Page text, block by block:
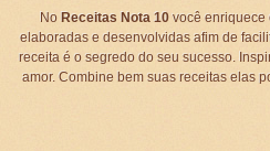
No Receitas Nota 10você enriquece
elaboradas e desenvolvidas afim de
receita é o segredo do seu sucesso.
amor. Combine bem suas receitas elas